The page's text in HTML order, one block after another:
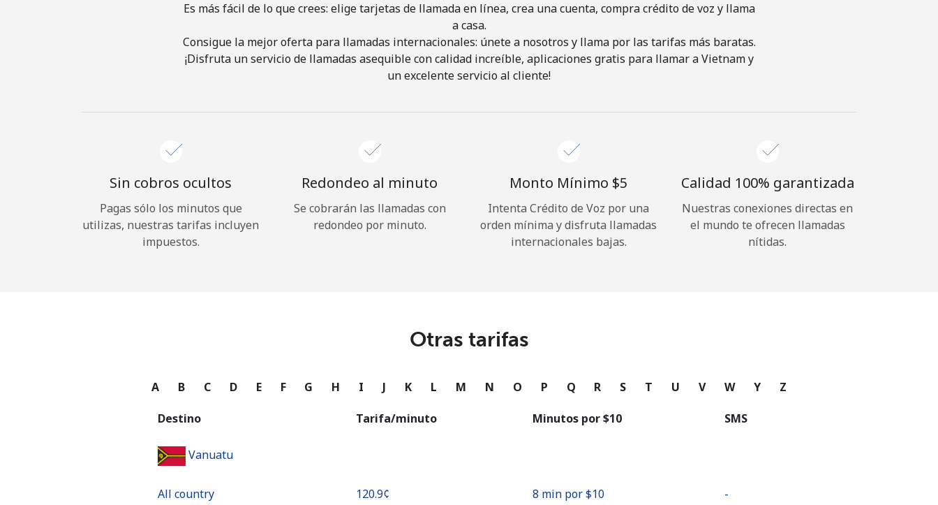
Continuar con
Es más fácil de lo que crees: elige tarjetas de llamada en línea, crea una cuenta, compra crédito de voz y llama
a casa.
Consigue la mejor oferta para llamadas internacionales: únete a nosotros y llama por las tarifas más baratas.
¡Disfruta un servicio de llamadas asequible con calidad increíble, aplicaciones gratis para llamar a Vietnam y
un excelente servicio al cliente!
Sin cobros ocultos
Pagas sólo los minutos que
utilizas, nuestras tarifas incluyen
impuestos.
Redondeo al minuto
Se cobrarán las llamadas con
redondeo por minuto.
Monto Mínimo ⁦$5⁩
Intenta Crédito de Voz por una
orden mínima y disfruta llamadas
internacionales bajas.
Calidad 100% garantizada
Nuestras conexiones directas en
el mundo te ofrecen llamadas
nítidas.
Otras tarifas
A B C D E F G H I J K L M N O P Q R S T U V W Y Z
Destino Tarifa/minuto Minutos por ⁦$10⁩ SMS
Vanuatu
All country ⁦120.9¢⁩ 8 min por ⁦$10⁩ -